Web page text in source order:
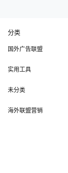
分类
国外广告联盟
实用工具
未分类
海外联盟营销